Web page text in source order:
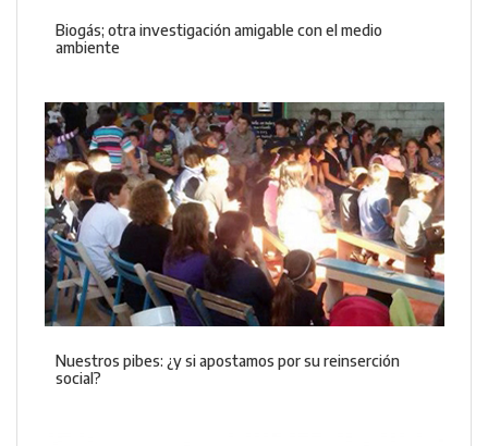
Biogás; otra investigación amigable con el medio
ambiente
Nuestros pibes: ¿y si apostamos por su reinserción
social?